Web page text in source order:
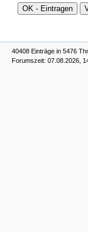
40408 Einträge in 5476
Forumszeit: 07.08.2026,